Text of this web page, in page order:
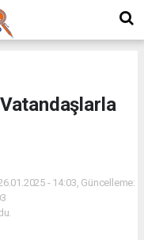
- 14:03, Güncelleme: